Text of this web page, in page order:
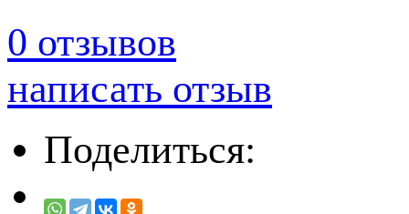
0 отзывов
написать отзыв
Поделиться: